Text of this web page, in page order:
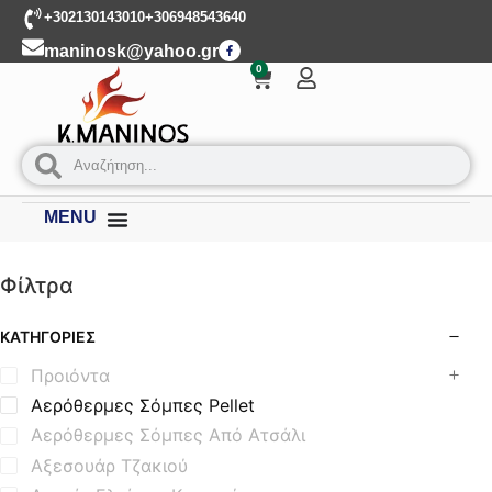
+302130143010+306948543640
maninosk@yahoo.gr
0
MENU
Φίλτρα
ΚΑΤΗΓΟΡΊΕΣ
Προιόντα
Αερόθερμες Σόμπες Pellet
Αερόθερμες Σόμπες Από Ατσάλι
Αξεσουάρ Τζακιού